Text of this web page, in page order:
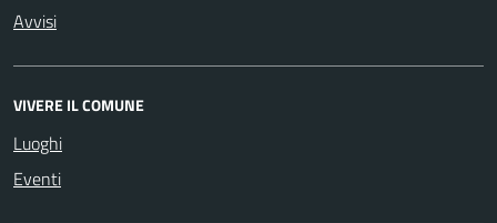
Avvisi
VIVERE IL COMUNE
Luoghi
Eventi